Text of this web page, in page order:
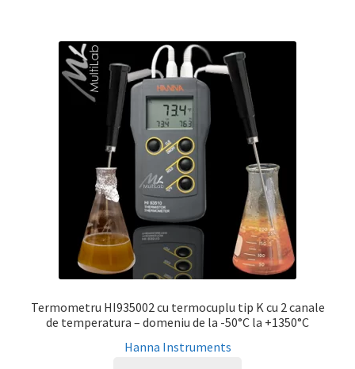
Termometru HI935002 cu termocuplu tip K cu 2 canale
de temperatura – domeniu de la -50°C la +1350°C
Hanna Instruments